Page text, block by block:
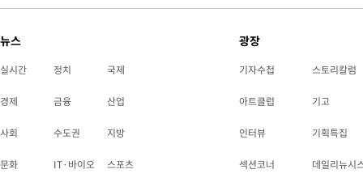
뉴스
실시간 정치 국제
경제 금융 산업
사회 수도권 지방
문화 IT·바이오 스포츠
광장
기자수첩 스토리칼럼
아트클럽 기고
인터뷰 기획특집
섹션코너 데일리뉴시